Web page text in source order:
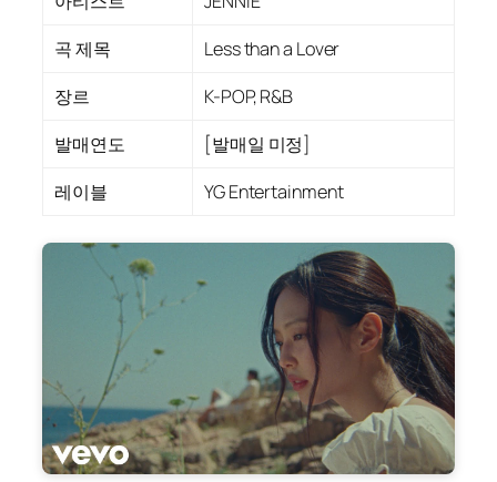
곡 제목
Less than a Lover
장르
K-POP, R&B
발매연도
[발매일 미정]
레이블
YG Entertainment